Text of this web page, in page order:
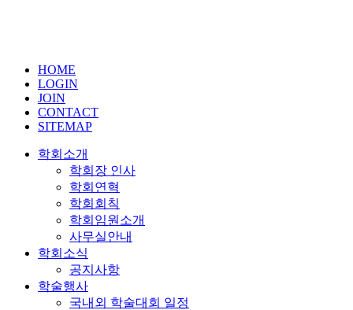
HOME
LOGIN
JOIN
CONTACT
SITEMAP
학회소개
학회장 인사
학회연혁
학회회칙
학회임원소개
사무실안내
학회소식
공지사항
학술행사
국내외 학술대회 일정